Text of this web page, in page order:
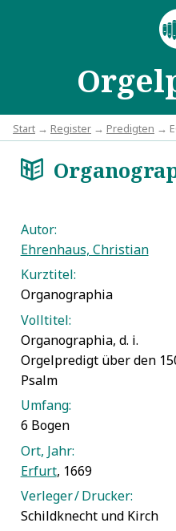
Start → Register → Predigten →
a
Autor:
Ehrenhaus, Christian
Kurztitel:
Organographia
Volltitel:
Organographia, d. i.
Orgelpredigt über den
Psalm
Umfang:
6 Bogen
Ort, Jahr:
Erfurt, 1669
Verleger / Drucker:
Schildknecht und Kirch